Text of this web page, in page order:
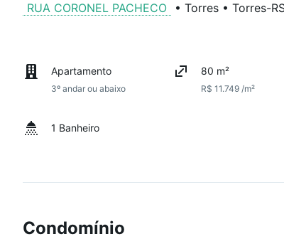
RUA CORONEL PACHECO • Torres • Torres-
Apartamento
3º andar ou abaixo
80 m²
R$ 11.749 /m²
1 Banheiro
Condomínio